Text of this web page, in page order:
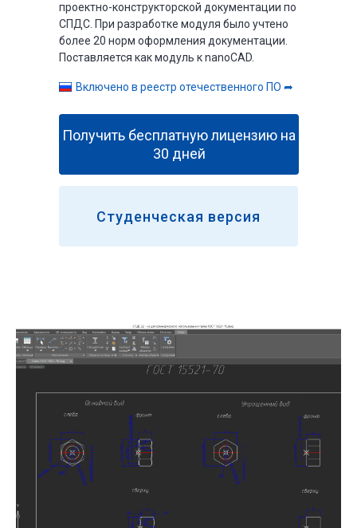
Включено в реестр отечественного ПО ➦
проектно-конструкторской документации по
СПДС. При разработке модуля было учтено
более 20 норм оформления документации.
Поставляется как модуль к nanoCAD.
Получить бесплатную лицензию на
30 дней
Студенческая версия